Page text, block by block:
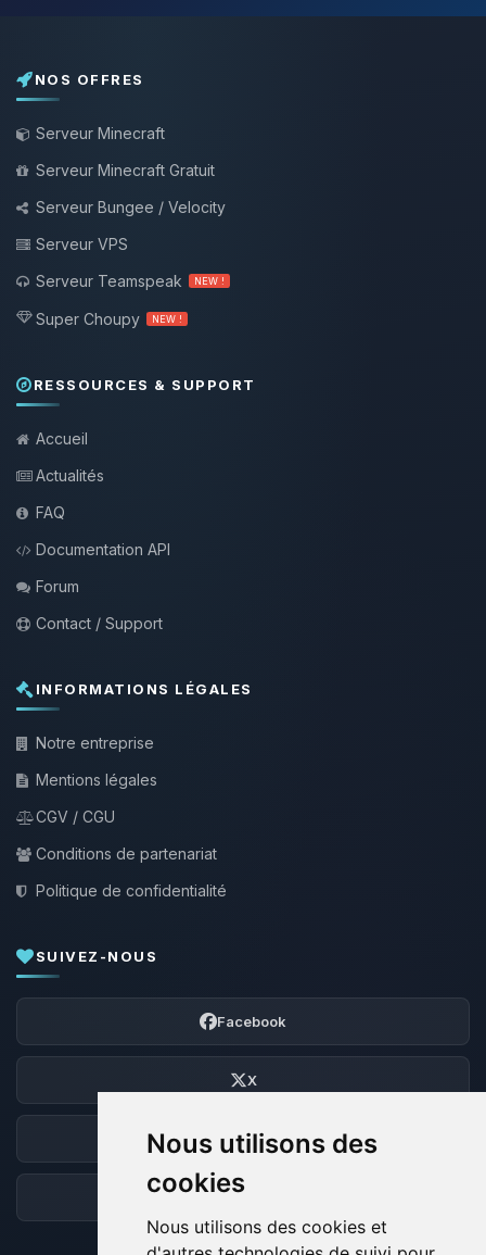
Nous utilisons des
cookies
Nous utilisons des cookies et
NOS OFFRES
Serveur Minecraft
Serveur Minecraft Gratuit
Serveur Bungee / Velocity
Serveur VPS
Serveur Teamspeak
NEW !
Super Choupy NEW !
RESSOURCES & SUPPORT
Accueil
Actualités
FAQ
Documentation API
Forum
Contact / Support
INFORMATIONS LÉGALES
Notre entreprise
Mentions légales
CGV / CGU
Conditions de partenariat
Politique de confidentialité
SUIVEZ-NOUS
Facebook
X
Discord
Forum